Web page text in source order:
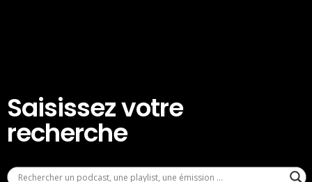
Saisissez votre
recherche